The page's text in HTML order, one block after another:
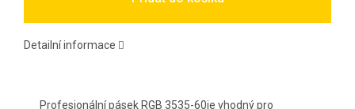
Detailní informace
Profesionální pásek RGB 3535-60je vhodný pro